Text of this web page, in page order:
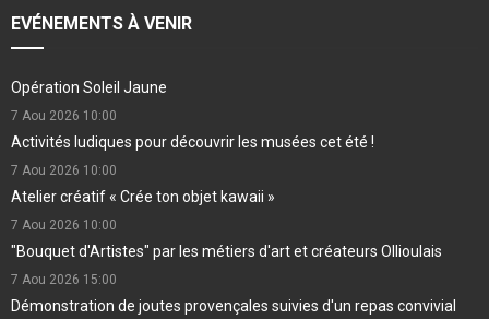
EVÉNEMENTS À VENIR
Opération Soleil Jaune
7 Aou 2026 10:00
Activités ludiques pour découvrir les musées cet été !
7 Aou 2026 10:00
Atelier créatif « Crée ton objet kawaii »
7 Aou 2026 10:00
"Bouquet d'Artistes" par les métiers d'art et créateurs Ollioulais
7 Aou 2026 15:00
Démonstration de joutes provençales suivies d'un repas convivial